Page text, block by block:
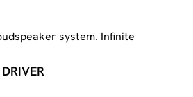
system. Infinite